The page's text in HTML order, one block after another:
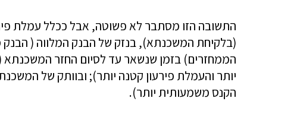
התשובה הזו מסתבר לא פשוטה, אבל ככלל עמלת
(בלקיחת המשכנתא), בנזק של הבנק המלווה ( הבנק
הממחזרים) בזמן שנשאר עד לסיום החזר המשכנתא
יותר והעמלת פירעון קטנה יותר); ובוותק של
הקנס משמעותית יותר).